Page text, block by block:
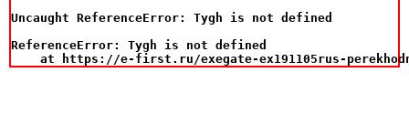
Uncaught ReferenceError: Tygh is not defined
ReferenceError: Tygh is not defined
at https://e-first.ru/exegate-ex191105rus-